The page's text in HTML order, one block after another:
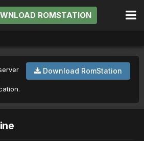
ROMSTATION
Download RomStation